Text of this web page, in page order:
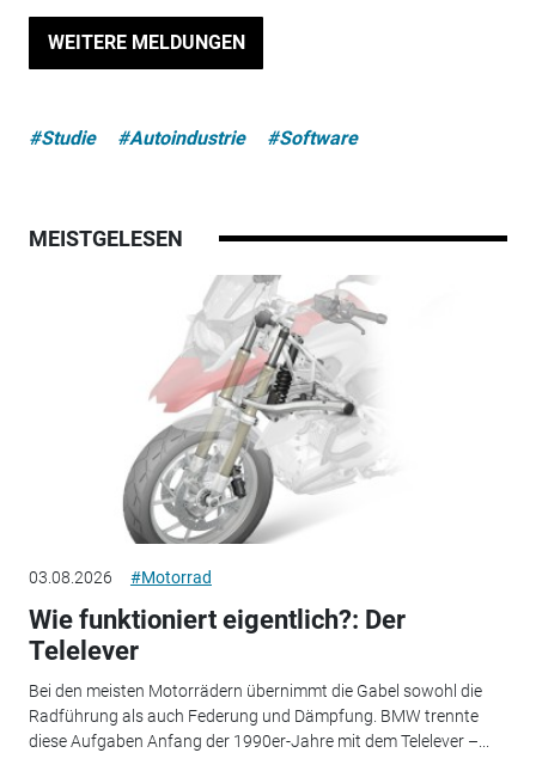
WEITERE MELDUNGEN
#Studie #Autoindustrie #Software
MEISTGELESEN
03.08.2026 #Motorrad
Wie funktioniert eigentlich?: Der
Telelever
Bei den meisten Motorrädern übernimmt die Gabel sowohl die
Radführung als auch Federung und Dämpfung. BMW trennte
diese Aufgaben Anfang der 1990er-Jahre mit dem Telelever –...